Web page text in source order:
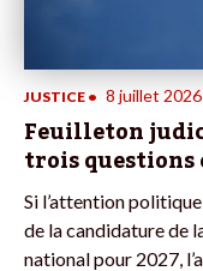
JUSTICE • 8 juillet 2026
Feuilleton
trois questions
Si l’attention
de la candidature de
national pour 2027,